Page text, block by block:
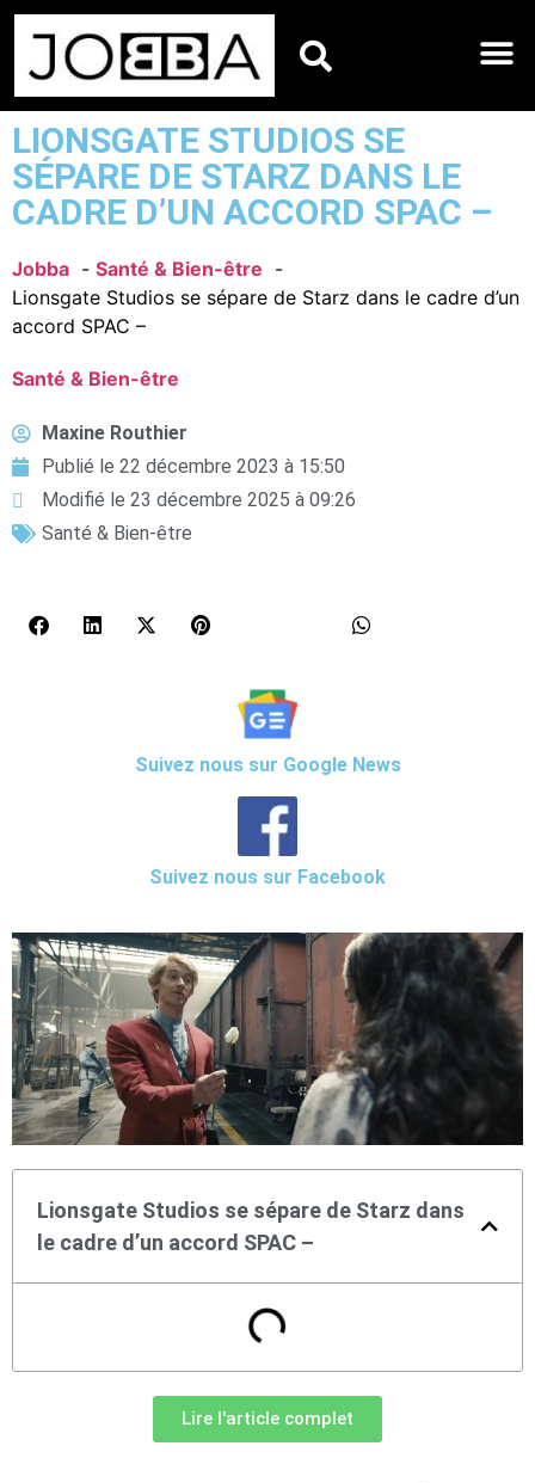
LIONSGATE STUDIOS SE
SÉPARE DE STARZ DANS LE
CADRE D’UN ACCORD SPAC –
Jobba
Santé & Bien-être
Lionsgate Studios se sépare de Starz dans le cadre d’un
accord SPAC –
Santé & Bien-être
Maxine Routhier
Publié le 22 décembre 2023 à 15:50
Modifié le 23 décembre 2025 à 09:26
Santé & Bien-être
Suivez nous sur Google News
Suivez nous sur Facebook
Lionsgate Studios se sépare de Starz dans
le cadre d’un accord SPAC –
Lire l'article complet